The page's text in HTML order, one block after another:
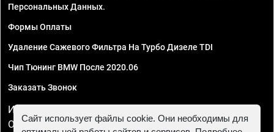
Персональных Данных.
Формы Оплаты
Удаление Сажевого Фильтра На Турбо Дизеле TDI
Чип Тюнинг BMW После 2020.06
Заказать Звонок
ИП Смирнов Георгий Павлович. ИНН 781302555843,
ОГРНИП 324470400032610
Сайт использует файлы cookie. Они необходимы для